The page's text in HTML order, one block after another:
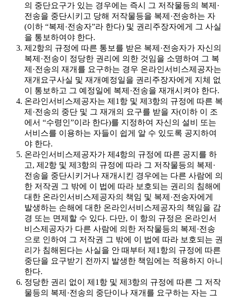
의 중단요구가 있는 경우에는 즉시 그 저작물등의 복제·
전송을 중단시키고 당해 저작물등을 복제·전송하는 자
(이하 “복제·전송자”라 한다) 및 권리주장자에게 그 사실
을 통보하여야 한다.
제2항의 규정에 따른 통보를 받은 복제·전송자가 자신의
복제·전송이 정당한 권리에 의한 것임을 소명하여 그 복
제·전송의 재개를 요구하는 경우 온라인서비스제공자는
재개요구사실 및 재개예정일을 권리주장자에게 지체 없
이 통보하고 그 예정일에 복제·전송을 재개시켜야 한다.
온라인서비스제공자는 제1항 및 제3항의 규정에 따른 복
제·전송의 중단 및 그 재개의 요구를 받을 자(이하 이 조
에서 “수령인”이라 한다)를 지정하여 자신의 설비 또는
서비스를 이용하는 자들이 쉽게 알 수 있도록 공지하여
야 한다.
온라인서비스제공자가 제4항의 규정에 따른 공지를 하
고, 제2항 및 제3항의 규정에 따라 그 저작물등의 복제·
전송을 중단시키거나 재개시킨 경우에는 다른 사람에 의
한 저작권 그 밖에 이 법에 따라 보호되는 권리의 침해에
대한 온라인서비스제공자의 책임 및 복제·전송자에게
발생하는 손해에 대한 온라인서비스제공자의 책임을 감
경 또는 면제할 수 있다. 다만, 이 항의 규정은 온라인서
비스제공자가 다른 사람에 의한 저작물등의 복제·전송
으로 인하여 그 저작권 그 밖에 이 법에 따라 보호되는 권
리가 침해된다는 사실을 안 때부터 제1항의 규정에 따른
중단을 요구받기 전까지 발생한 책임에는 적용하지 아니
한다.
정당한 권리 없이 제1항 및 제3항의 규정에 따른 그 저작
물등의 복제·전송의 중단이나 재개를 요구하는 자는 그